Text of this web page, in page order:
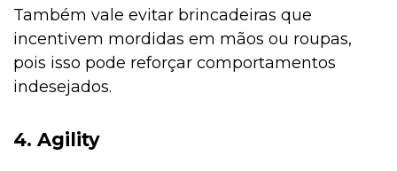
Também vale evitar brincadeiras que
incentivem mordidas em mãos ou roupas,
pois isso pode reforçar comportamentos
indesejados.
4. Agility